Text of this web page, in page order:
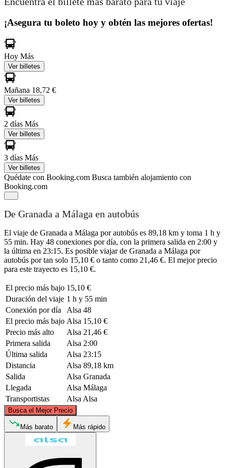
¡Asegura tu boleto hoy y obtén las mejores ofertas!
Hoy Más
Ver billetes
Mañana 18,72 €
Ver billetes
2 días Más
Ver billetes
3 días Más
Ver billetes
Quédate con Booking.com Busca también alojamiento con
Booking.com
De Granada a Málaga en autobús
El viaje de Granada a Málaga por autobús es 89,18 km y toma 1 h y
55 min. Hay 48 conexiones por día, con la primera salida en 2:00 y
la última en 23:15. Es posible viajar de Granada a Málaga por
autobús por tan solo 15,10 € o tanto como 21,46 €. El mejor precio
para este trayecto es 15,10 €.
El precio más bajo 15,10 €
Duración del viaje 1 h y 55 min
Conexión por día
Alsa 48
El precio más bajo Alsa 15,10 €
Precio más alto
Alsa 21,46 €
Primera salida
Alsa 2:00
Última salida
Alsa 23:15
Distancia
Alsa 89,18 km
Salida
Alsa Granada
Llegada
Alsa Málaga
Transportistas
Alsa Alsa
Busca el Mejor Precio
Más barato Más rápido